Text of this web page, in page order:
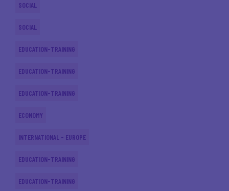
SOCIAL
SOCIAL
EDUCATION-TRAINING
EDUCATION-TRAINING
EDUCATION-TRAINING
ECONOMY
INTERNATIONAL - EUROPE
EDUCATION-TRAINING
EDUCATION-TRAINING